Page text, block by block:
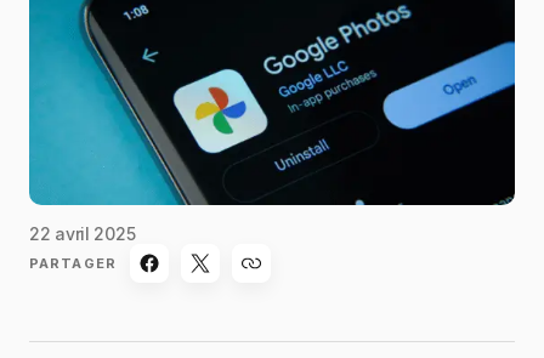
22 avril 2025
PARTAGER